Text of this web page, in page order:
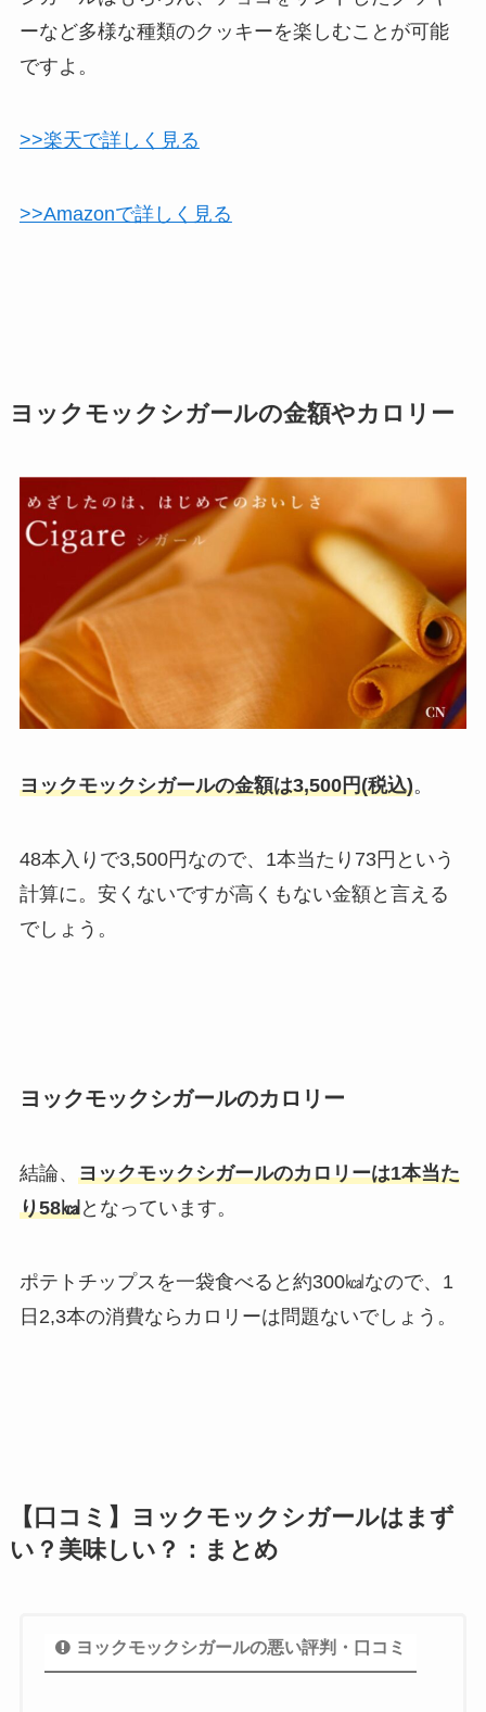
ーなど多様な種類のクッキーを楽しむことが可能
ですよ。
>>楽天で詳しく見る
>>Amazonで詳しく見る
ヨックモックシガールの金額やカロリー
ヨックモックシガールの金額は3,500円(税込)。
48本入りで3,500円なので、1本当たり73円という
計算に。安くないですが高くもない金額と言える
でしょう。
ヨックモックシガールのカロリー
結論、 ヨックモックシガールのカロリーは1本当た
り58㎉となっています。
ポテトチップスを一袋食べると約300㎉なので、1
日2,3本の消費ならカロリーは問題ないでしょう。
【口コミ】ヨックモックシガールはまず
い？美味しい？：まとめ
ヨックモックシガールの悪い評判・口コミ